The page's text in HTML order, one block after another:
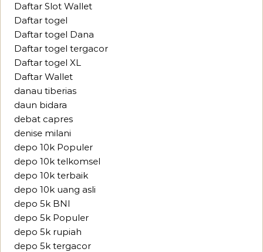
Daftar Slot Wallet
Daftar togel
Daftar togel Dana
Daftar togel tergacor
Daftar togel XL
Daftar Wallet
danau tiberias
daun bidara
debat capres
denise milani
depo 10k Populer
depo 10k telkomsel
depo 10k terbaik
depo 10k uang asli
depo 5k BNI
depo 5k Populer
depo 5k rupiah
depo 5k tergacor